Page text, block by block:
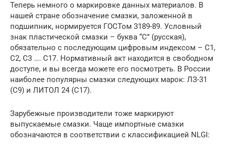
Теперь немного о маркировке данных материалов. В
нашей стране обозначение смазки, заложенной в
подшипник, нормируется ГОСТом 3189-89. Условный
знак пластической смазки – буква “С” (русская),
обязательно с последующим цифровым индексом – С1,
С2, С3 …. С17. Нормативный акт находится в свободном
доступе, и вы всегда можете его посмотреть. В России
наиболее популярны смазки следующих марок: ЛЗ-31
(С9) и ЛИТОЛ 24 (С17).
Зарубежные производители тоже маркируют
выпускаемые смазки. Чаще импортные смазки
обозначаются в соответствии с классификацией NLGI: